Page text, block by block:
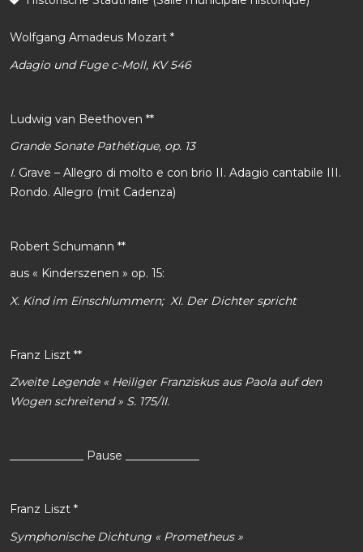
Wolfgang Amadeus Mozart *
Adagio und Fuge c-Moll, KV 546
Ludwig van Beethoven **
Grande Sonate Pathétique, op. 13
I. Grave – Allegro di molto e con brio II. Adagio cantabile III.
Rondo. Allegro (mit Cadenza)
Robert Schumann **
aus « Kinderszenen » op. 15:
X. Kind im Einschlummern; XI. Der Dichter spricht
Franz Liszt **
Zweite Legende « Heiliger Franziskus aus Paola auf den
Wogen schreitend » S. 175/II.
_____________ Pause _____________
Franz Liszt *
Symphonische Dichtung « Prometheus »